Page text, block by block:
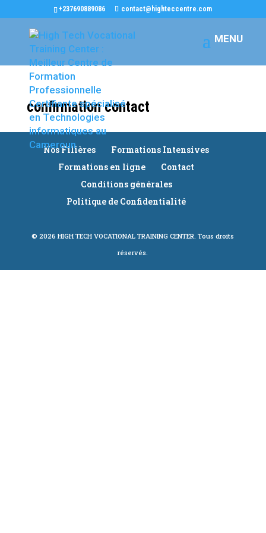
+237690889086 contact@highteccentre.com
confirmation contact
Nos Filières
Formations Intensives
Formations en ligne
Contact
Conditions générales
Politique de Confidentialité
© 2026 HIGH TECH VOCATIONAL TRAINING CENTER. Tous droits
réservés.